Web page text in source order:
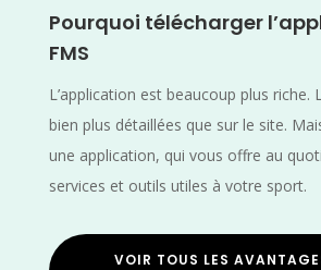
Pourquoi télécharger
FMS
L’application est beaucoup plus riche.
bien plus détaillées que sur le site.
une application, qui vous offre au
services et outils utiles à votre sport.
VOIR TOUS LES